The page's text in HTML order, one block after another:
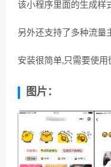
该小程序里面的生成样
另外还支持了多种流量
安装很简单,只需要使用
图片：